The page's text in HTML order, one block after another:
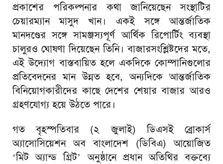
প্রকাশের পরিকল্পনার কথা জানিয়েছেন সংস্থাটির
চেয়ারম্যান মাসুদ খান। একই সঙ্গে আন্তর্জাতিক
মানদণ্ডের সঙ্গে সামঞ্জস্যপূর্ণ আর্থিক রিপোর্টিং ব্যবস্থা
চালুরও ঘোষণা দিয়েছেন তিনি। বাজারসংশ্লিষ্টদের মতে,
এই উদ্যোগ বাস্তবায়িত হলে একদিকে কোম্পানিগুলোর
প্রতিবেদনের মান উন্নত হবে, অন্যদিকে আন্তর্জাতিক
বিনিয়োগকারীদের কাছে দেশের শেয়ার বাজার আরও
গ্রহণযোগ্য হয়ে উঠতে পারে।
গত বৃহস্পতিবার (২ জুলাই) ডিএসই ব্রোকার্স
অ্যাসোসিয়েশন অব বাংলাদেশ (ডিবিএ) আয়োজিত
‘মিট অ্যান্ড গ্রিট’ অনুষ্ঠানে প্রধান অতিথির বক্তব্যে